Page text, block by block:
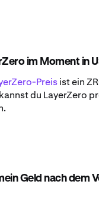
im Moment in
Preisist ein
du LayerZero
Geld nach dem